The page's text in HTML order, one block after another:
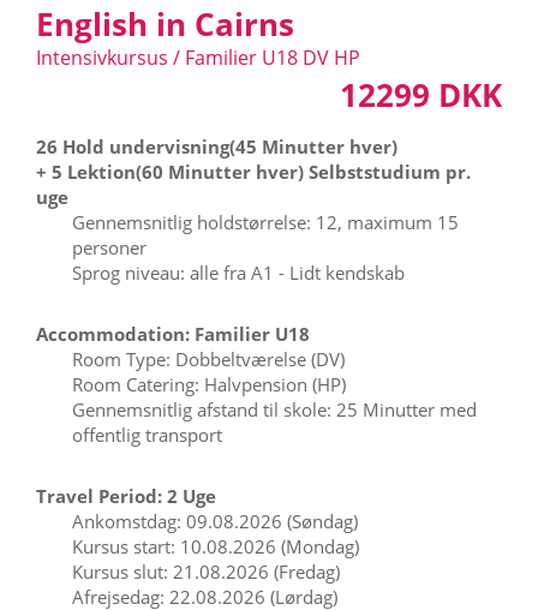
English in Cairns
Intensivkursus / Familier U18 DV HP
12299 DKK
26 Hold undervisning(45 Minutter hver)
+ 5 Lektion(60 Minutter hver) Selbststudium pr.
uge
Gennemsnitlig holdstørrelse: 12, maximum 15
personer
Sprog niveau: alle fra A1 - Lidt kendskab
Accommodation: Familier U18
Room Type: Dobbeltværelse (DV)
Room Catering: Halvpension (HP)
Gennemsnitlig afstand til skole: 25 Minutter med
offentlig transport
Travel Period: 2 Uge
Ankomstdag: 09.08.2026 (Søndag)
Kursus start: 10.08.2026 (Mondag)
Kursus slut: 21.08.2026 (Fredag)
Afrejsedag: 22.08.2026 (Lørdag)